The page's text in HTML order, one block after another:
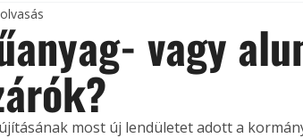
vagy
most új lendületet adott a